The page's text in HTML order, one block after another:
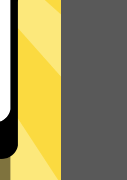
网 - 无论是在
在沙发上。